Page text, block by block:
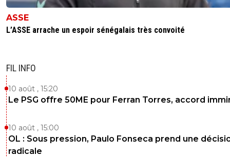
ASSE
L’ASSE arrache un espoir sénégalais très convoité
FIL INFO
10 août , 15:20
Le PSG offre 50ME pour Ferran Torres, accord
10 août , 15:00
OL : Sous pression, Paulo Fonseca prend une
radicale